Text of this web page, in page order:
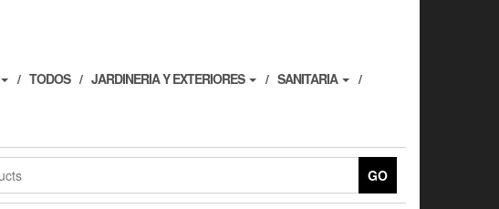
TODOS JARDINERIA Y EXTERIORES SANITARIA
GO